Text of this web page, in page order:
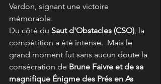
Verdon, signant une victoire
mémorable.
Du côté du Saut d'Obstacles (CSO), la
compétition a été intense.  Mais le
grand moment fut sans aucun doute la
consécration de Brune Faivre et de sa
magnifique Énigme des Prés en As